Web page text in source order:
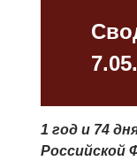
1 год и 74
Российской